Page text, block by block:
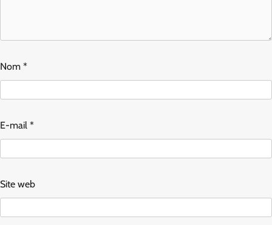
Nom *
E-mail *
Site web